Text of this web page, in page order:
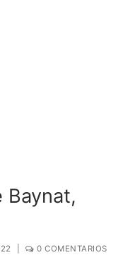
Baynat,
0 COMENTARIOS